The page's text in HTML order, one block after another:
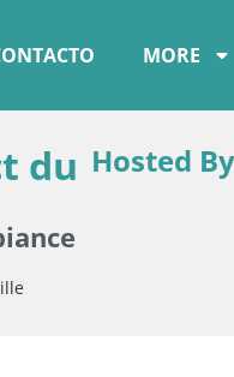
MORE
du Hosted